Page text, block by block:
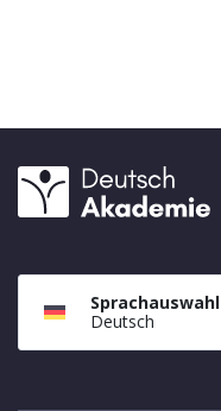
Sprachauswahl
Deutsch